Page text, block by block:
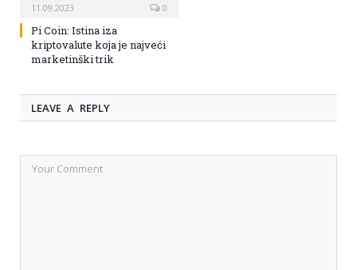
11.09.2023 0
Pi Coin: Istina iza
kriptovalute koja je najveći
marketinški trik
LEAVE A REPLY